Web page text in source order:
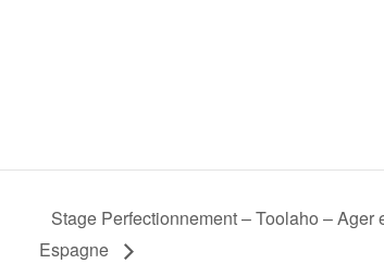
Stage Perfectionnement – Toolaho – Ager
Espagne